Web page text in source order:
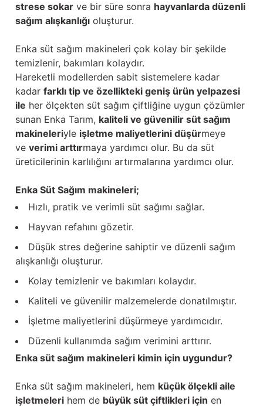
strese sokar ve bir süre sonra hayvanlarda düzenli
sağım alışkanlığı oluşturur.
Enka süt sağım makineleri çok kolay bir şekilde
temizlenir, bakımları kolaydır.
Hareketli modellerden sabit sistemelere kadar
kadar farklı tip ve özellikteki geniş ürün yelpazesi
ile her ölçekten süt sağım çiftliğine uygun çözümler
sunan Enka Tarım, kaliteli ve güvenilir süt sağım
makineleriyle işletme maliyetlerini düşürmeye
ve verimi arttırmaya yardımcı olur. Bu da süt
üreticilerinin karlılığını artırmalarına yardımcı olur.
Enka Süt Sağım makineleri;
Hızlı, pratik ve verimli süt sağımı sağlar.
Hayvan refahını gözetir.
Düşük stres değerine sahiptir ve düzenli sağım
alışkanlığı oluşturur.
Kolay temizlenir ve bakımları kolaydır.
Kaliteli ve güvenilir malzemelerde donatılmıştır.
İşletme maliyetlerini düşürmeye yardımcıdır.
Düzenli kullanımda sağım verimini arttırır.
Enka süt sağım makineleri kimin için uygundur?
Enka süt sağım makineleri, hem küçük ölçekli aile
işletmeleri hem de büyük süt çiftlikleri için en